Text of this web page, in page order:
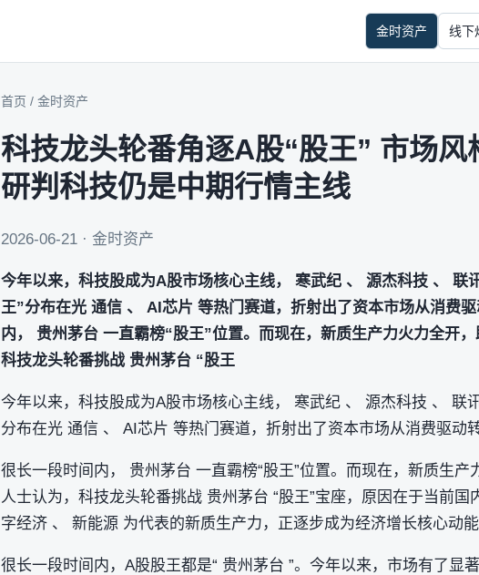
金时资产 线下
首页 / 金时资产
科技龙头轮番角逐A股“股王” 市场
研判科技仍是中期行情主线
2026-06-21 · 金时资产
今年以来，科技股成为A股市场核心主线， 寒武纪 、 源杰科技 、 联
王”分布在光 通信 、 AI芯片 等热门赛道，折射出了资本市场从消费
内， 贵州茅台 一直霸榜“股王”位置。而现在，新质生产力火力全开
科技龙头轮番挑战 贵州茅台 “股王
今年以来，科技股成为A股市场核心主线， 寒武纪 、 源杰科技 、 联
分布在光 通信 、 AI芯片 等热门赛道，折射出了资本市场从消费驱动
很长一段时间内， 贵州茅台 一直霸榜“股王”位置。而现在，新质生产
人士认为，科技龙头轮番挑战 贵州茅台 “股王”宝座，原因在于当前
字经济 、 新能源 为代表的新质生产力，正逐步成为经济增长核心动能
很长一段时间内，A股股王都是“ 贵州茅台 ”。今年以来，市场有了显